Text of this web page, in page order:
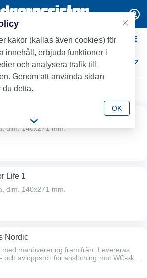
dim. 140x271 mm.
Life 1
dim. 140x271 mm.
Nordic
med manöverering framifrån. Levereras
och avloppsrör för anslutning mot WC-skål,
kakor (kallas även cookies) för
innehåll, erbjuda funktioner i
och analysera trafik till
Genom att använda sidan
detta.
OK